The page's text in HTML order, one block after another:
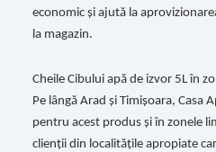
economic și ajută la
la magazin.
Cheile Cibului apă de izvor 5L în
Pe lângă Arad și Timișoara, Casa
pentru acest produs și în zonele
clienții din localitățile apropiate